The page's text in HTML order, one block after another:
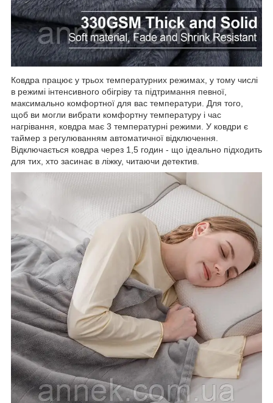
Ковдра працює у трьох температурних режимах, у тому числі
в режимі інтенсивного обігріву та підтримання певної,
максимально комфортної для вас температури. Для того,
щоб ви могли вибрати комфортну температуру і час
нагрівання, ковдра має 3 температурні режими. У ковдри є
таймер з регулюванням автоматичної відключення.
Відключається ковдра через 1,5 годин - що ідеально підходить
для тих, хто засинає в ліжку, читаючи детектив.